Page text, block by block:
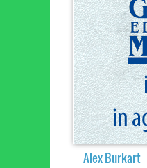
Alex Burkart